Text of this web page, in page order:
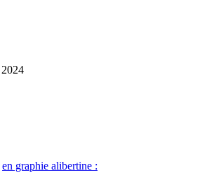
en graphie alibertine :